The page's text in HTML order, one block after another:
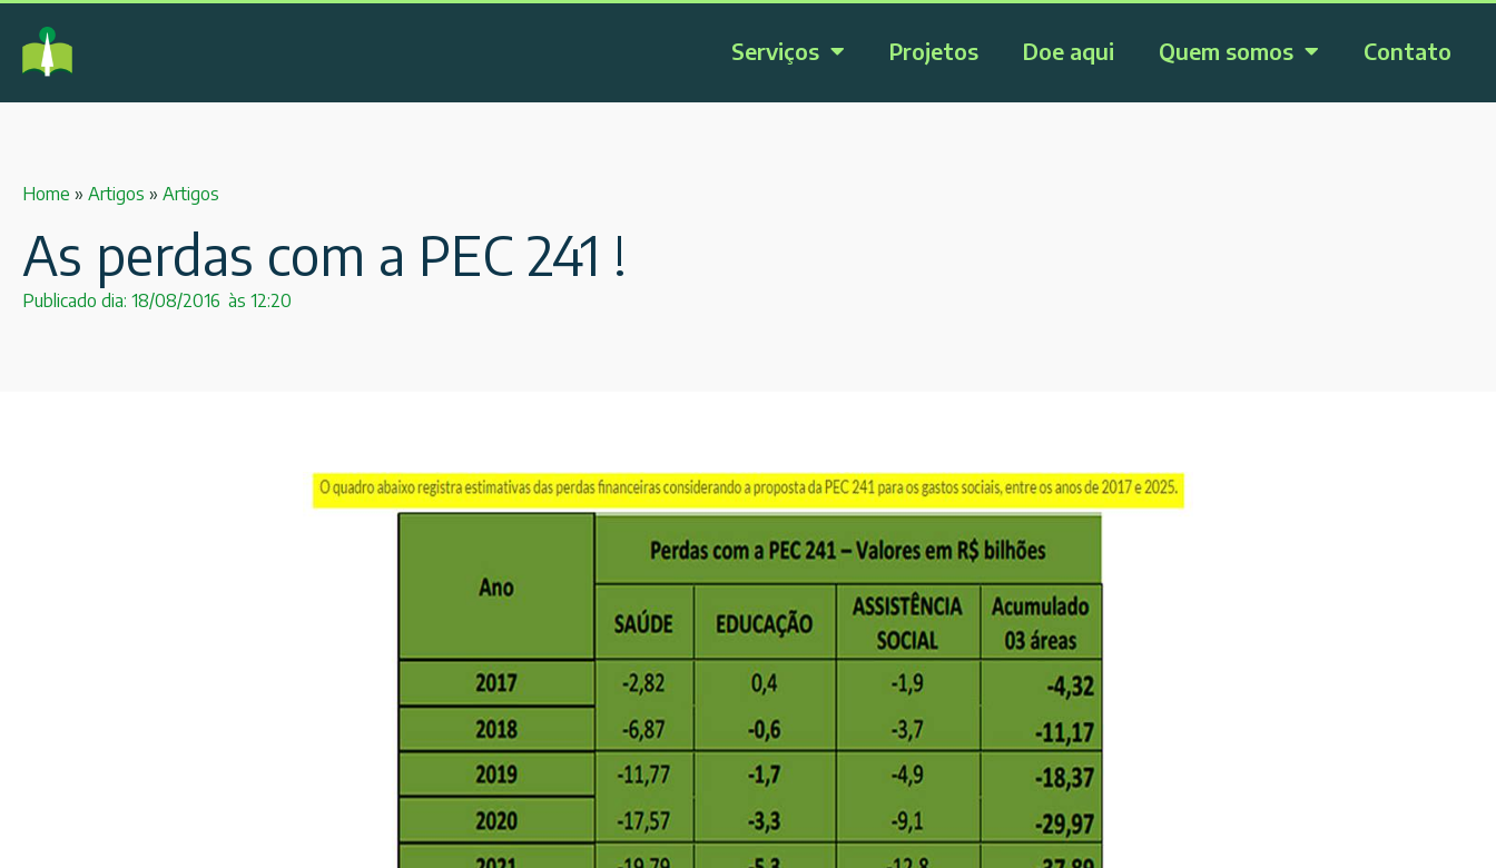
Serviços Projetos Doe aqui Quem somos Contato
Home » Artigos » Artigos
As perdas com a PEC 241 !
Publicado dia: 18/08/2016 às 12:20